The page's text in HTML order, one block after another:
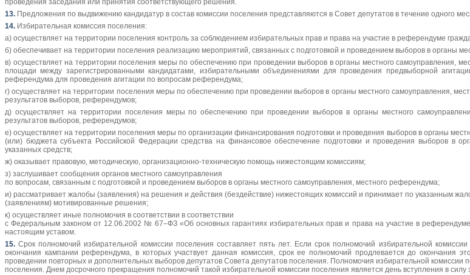
проведения заседания или принятия соответствующего решения.
13. Предложения по выдвижению кандидатур в состав комиссии поселения представляются в Совет депутатов в течение одного
14. Избирательная комиссия поселения:
а) осуществляет на территории поселения контроль за соблюдением избирательных прав и права на участие в референдуме
б) обеспечивает на территории поселения реализацию мероприятий, связанных с подготовкой и проведением выборов в органы
в) осуществляет на территории поселения меры по обеспечению при проведении выборов в органы местного самоуправления,
площади между зарегистрированными кандидатами, избирательными объединениями для проведения предвыборной
референдума для проведения агитации по вопросам референдума;
г) осуществляет на территории поселения меры по обеспечению при проведении выборов в органы местного самоуправления,
результатов выборов, референдумов;
д) осуществляет на территории поселения меры по обеспечению при проведении выборов в органы местного
результатов выборов, референдумов;
е) осуществляет на территории поселения меры по организации финансирования подготовки и проведения выборов в органы
(или) бюджета субъекта Российской Федерации средства на финансовое обеспечение подготовки и проведения выборов в
указанных средств;
ж) оказывает правовую, методическую, организационно-техническую помощь нижестоящим комиссиям;
з) заслушивает сообщения органов местного самоуправления
по вопросам, связанным с подготовкой и проведением выборов в органы местного самоуправления, местного референдума;
и) рассматривает жалобы (заявления) на решения и действия (бездействие) нижестоящих комиссий и принимает по указанным
(заявлениям) мотивированные решения;
к) осуществляет иные полномочия в соответствии в соответствии
с Федеральным законом от 12.06.2002 № 67–ФЗ «Об основных гарантиях избирательных прав и права на участие в
настоящим уставом.
15. Срок полномочий избирательной комиссии поселения составляет пять лет. Если срок полномочий избирательной
окончания кампании референдума, в которых участвует данная комиссия, срок ее полномочий продлевается до
проведении повторных и дополнительных выборов депутатов Совета депутатов поселения. Полномочия избирательной комиссии
поселения. Днем досрочного прекращения полномочий такой избирательной комиссии поселения является день вступления в